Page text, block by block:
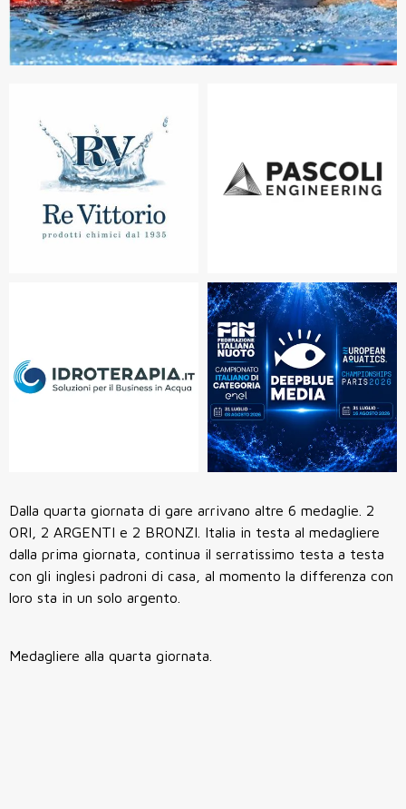
Dalla quarta giornata di gare arrivano altre 6 medaglie. 2
ORI, 2 ARGENTI e 2 BRONZI. Italia in testa al medagliere
dalla prima giornata, continua il serratissimo testa a testa
con gli inglesi padroni di casa, al momento la differenza con
loro sta in un solo argento.
Medagliere alla quarta giornata.